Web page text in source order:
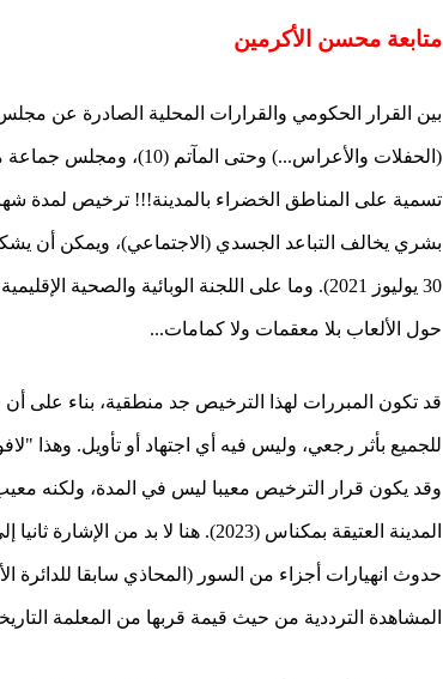
متابعة محسن الأكرمين
بين القرار الحكومي والقرارات المحلية الصادرة عن
(الحفلات والأعراس...)
تسمية على المناطق الخضراء بالمدينة!!!
30 يوليوز 2021). وما على اللجنة الوبائية
حول الألعاب بلا معقمات ولا كمامات...
قد تكون المبررات لهذا الترخيص جد منطقية، بناء على
للجميع بأثر رجعي، وليس فيه أي اجتهاد أو تأويل. وهذا
وقد يكون قرار الترخيص معيبا ليس في المدة، ولكنه
المدينة العتيقة بمكناس (2023).
حدوث انهيارات أجزاء من السور (المحاذي سابقا للدائرة
المشاهدة الترددية من حيث قيمة قربها من المعلمة